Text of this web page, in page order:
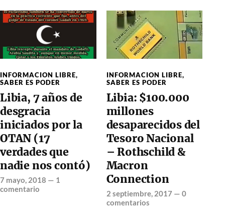
INFORMACION LIBRE,
SABER ES PODER
Libia, 7 años de
desgracia
iniciados por la
OTAN (17
verdades que
nadie nos contó)
7 mayo, 2018 — 1
comentario
INFORMACION LIBRE,
SABER ES PODER
Libia: $100.000
millones
desaparecidos del
Tesoro Nacional
– Rothschild &
Macron
Connection
2 septiembre, 2017— 0
comentarios